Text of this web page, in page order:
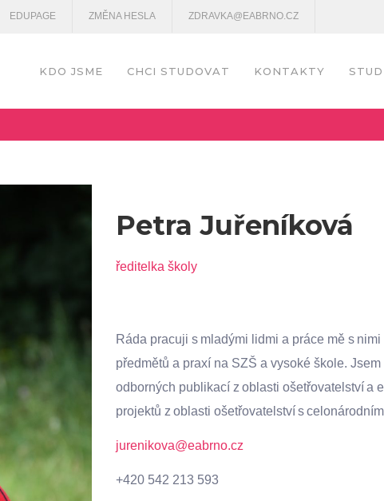
EDUPAGE ZMĚNA HESLA ZDRAVKA@EABRNO.CZ
KDO JSME CHCI STUDOVAT KONTAKTY
Petra Juřeníková
ředitelka školy
Ráda pracuji s mladými lidmi a práce mě s
předmětů a praxí na SZŠ a vysoké škole.
odborných publikací z oblasti ošetřovatelství a
projektů z oblasti ošetřovatelství s
jurenikova@eabrno.cz
+420 542 213 593